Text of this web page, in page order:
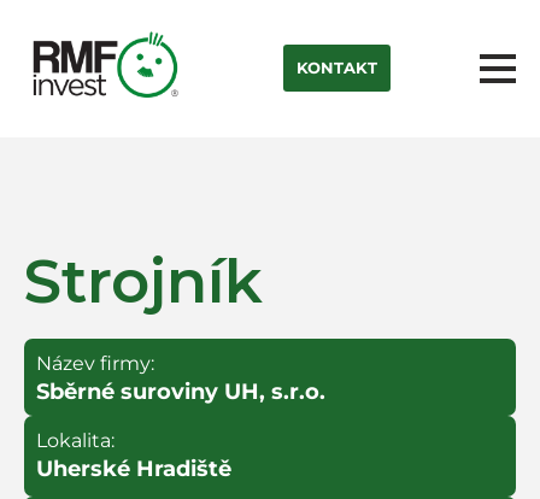
KONTAKT
Strojník
Název firmy:
Sběrné suroviny UH, s.r.o.
Lokalita:
Uherské Hradiště